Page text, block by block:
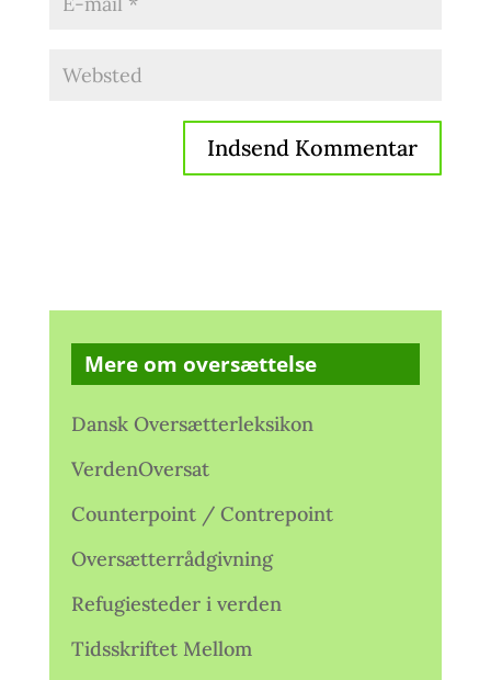
Mere om oversættelse
Dansk Oversætterleksikon
VerdenOversat
Counterpoint / Contrepoint
Oversætterrådgivning
Refugiesteder i verden
Tidsskriftet Mellom